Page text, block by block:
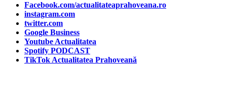
Facebook.com/actualitateaprahoveana.ro
instagram.com
twitter.com
Google Business
Youtube Actualitatea
Spotify PODCAST
TikTok Actualitatea Prahoveană